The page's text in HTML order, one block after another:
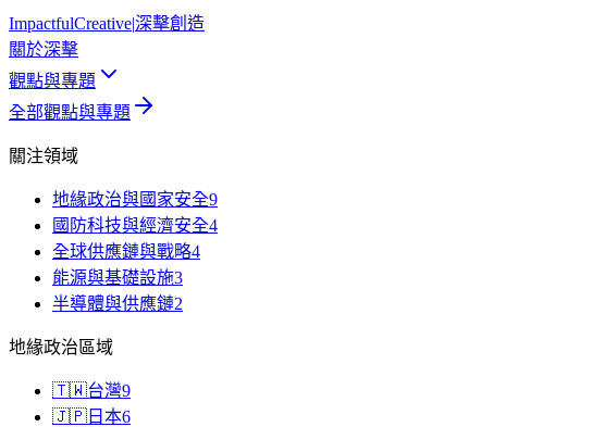
ImpactfulCreative|深擊創造
關於深擊
觀點與專題
全部觀點與專題
關注領域
地緣政治與國家安全9
國防科技與經濟安全4
全球供應鏈與戰略4
能源與基礎設施3
半導體與供應鏈2
地緣政治區域
🇹🇼台灣9
🇯🇵 日本6